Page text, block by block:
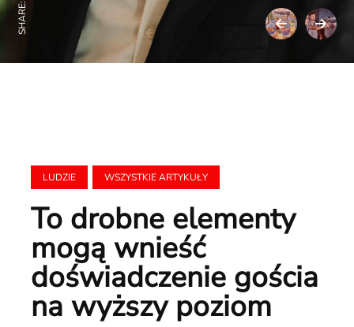
SHARE:
LUDZIE WSZYSTKIE ARTYKUŁY
To drobne elementy
mogą wnieść
doświadczenie gościa
na wyższy poziom